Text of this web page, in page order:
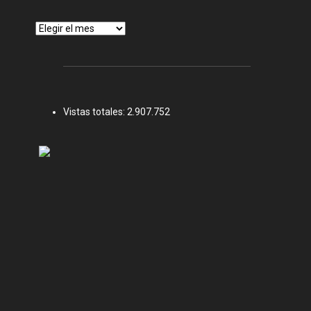
Archivos
Vistas totales: 2.907.752